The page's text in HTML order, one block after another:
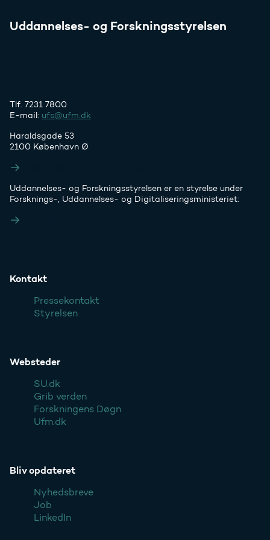
Uddannelses- og Forskningsstyrelsen
Tlf. 7231 7800
E-mail: ufs@ufm.dk
Haraldsgade 53
2100 København Ø
Uddannelses- og Forskningsstyrelsen er en styrelse under
Forsknings-, Uddannelses- og Digitaliseringsministeriet:
Kontakt
Pressekontakt
Styrelsen
Websteder
SU.dk
Grib verden
Forskningens Døgn
Ufm.dk
Bliv opdateret
Nyhedsbreve
Job
LinkedIn